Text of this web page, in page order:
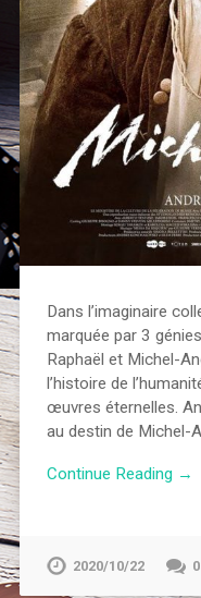
Dans l’imaginaire
marquée par 3
Raphaël et Michel-
l’histoire de
œuvres éternelles.
au destin de Michel-
Continue Reading →
2020/10/22